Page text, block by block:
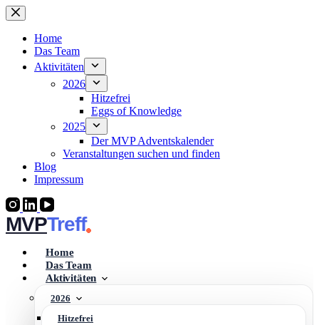
Zum
Inhalt
springenHome
Das Team
Aktivitäten
2026
Hitzefrei
Eggs of Knowledge
2025
Der MVP Adventskalender
Veranstaltungen suchen und finden
Blog
Impressum
MVP
Home
Das Team
Aktivitäten
2026
Hitzefrei